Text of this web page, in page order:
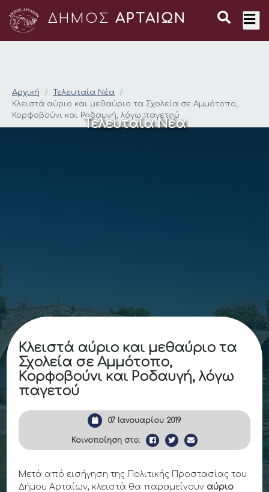
ΔΗΜΟΣ ΑΡΤΑΙΩΝ
Κλειστά αύριο και
Αρχική
Τελευταία Νέα
Κλειστά αύριο και μεθαύριο τα Σχολεία σε Αμμότοπο,
Κορφοβούνι και Ροδαυγή, λόγω παγετού
Τελευταία Νέα
Κλειστά αύριο και μεθαύριο τα
Σχολεία σε Αμμότοπο,
Κορφοβούνι και Ροδαυγή, λόγω
παγετού
07 Ιανουαρίου 2019
Κοινοποίηση στο:
Μετά από εισήγηση της Πολιτικής Προστασίας του
Δήμου Αρταίων, κλειστά θα παραμείνουν αύριο